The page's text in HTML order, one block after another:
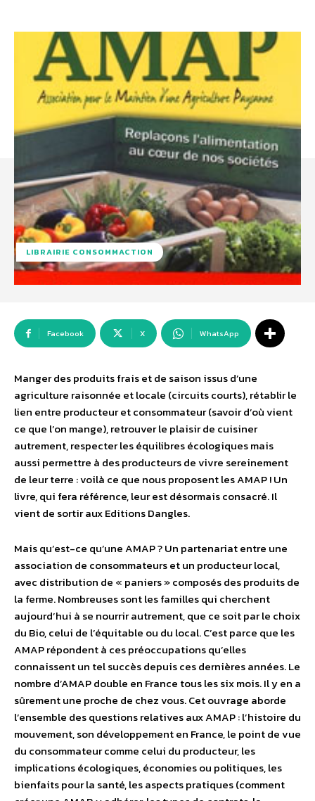
LIBRAIRIE CONSOMMACTION
Facebook X WhatsApp
Manger des produits frais et de saison issus d’une
agriculture raisonnée et locale (circuits courts), rétablir le
lien entre producteur et consommateur (savoir d’où vient
ce que l’on mange), retrouver le plaisir de cuisiner
autrement, respecter les équilibres écologiques mais
aussi permettre à des producteurs de vivre sereinement
de leur terre : voilà ce que nous proposent les AMAP ! Un
livre, qui fera référence, leur est désormais consacré. Il
vient de sortir aux Editions Dangles.
Mais qu’est-ce qu’une AMAP ? Un partenariat entre une
association de consommateurs et un producteur local,
avec distribution de « paniers » composés des produits de
la ferme. Nombreuses sont les familles qui cherchent
aujourd’hui à se nourrir autrement, que ce soit par le choix
du Bio, celui de l’équitable ou du local. C’est parce que les
AMAP répondent à ces préoccupations qu’elles
connaissent un tel succès depuis ces dernières années. Le
nombre d’AMAP double en France tous les six mois. Il y en a
sûrement une proche de chez vous. Cet ouvrage aborde
l’ensemble des questions relatives aux AMAP : l’histoire du
mouvement, son développement en France, le point de vue
du consommateur comme celui du producteur, les
implications écologiques, économies ou politiques, les
bienfaits pour la santé, les aspects pratiques (comment